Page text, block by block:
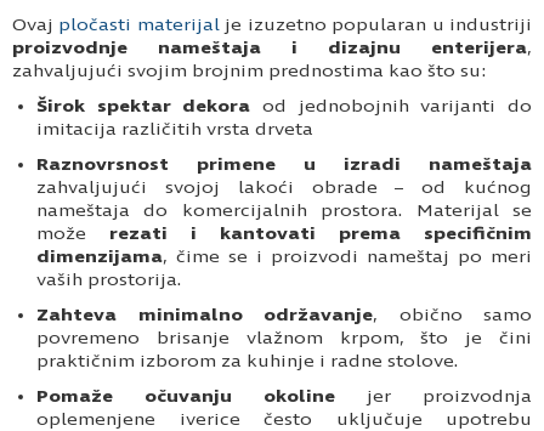
Ovaj pločasti materijalje izuzetno popularan u industriji
proizvodnje nameštaja i dizajnu enterijera,
zahvaljujući svojim brojnim prednostima kao što su:
Širok spektar dekora od jednobojnih varijanti do
imitacija različitih vrsta drveta
Raznovrsnost primene u izradi nameštaja
zahvaljujući svojoj lakoći obrade – od kućnog
nameštaja do komercijalnih prostora. Materijal se
može rezati i kantovati prema specifičnim
dimenzijama, čime se i proizvodi nameštaj po meri
vaših prostorija.
Zahteva minimalno održavanje, obično samo
povremeno brisanje vlažnom krpom, što je čini
praktičnim izborom za kuhinje i radne stolove.
Pomaže očuvanju okoline jer proizvodnja
oplemenjene iverice često uključuje upotrebu